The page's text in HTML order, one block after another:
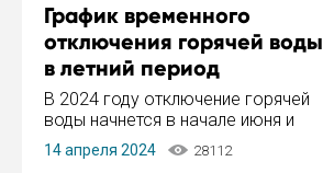
Пахомов.
График временного
отключения горячей воды
в летний период
В 2024 году отключение горячей
воды начнется в начале июня и
завершится в конце августа.
Период отключения составит не
14 апреля 2024 28112